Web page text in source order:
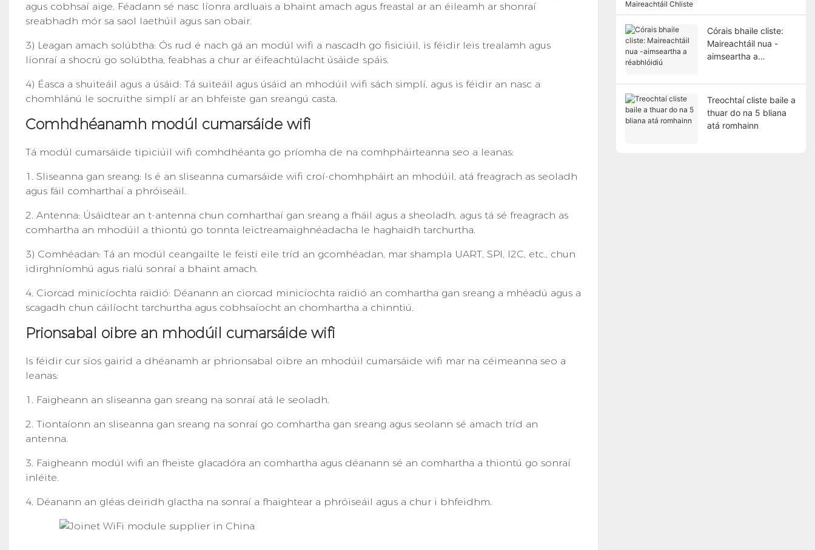
agus cobhsaí aige. Féadann sé nasc líonra ardluais a bhaint amach agus freastal ar an éileamh ar shonraí
sreabhadh mór sa saol laethúil agus san obair.
3) Leagan amach solúbtha: Ós rud é nach gá an modúl wifi a nascadh go fisiciúil, is féidir leis trealamh agus
líonraí a shocrú go solúbtha, feabhas a chur ar éifeachtúlacht úsáide spáis.
4) Éasca a shuiteáil agus a úsáid: Tá suiteáil agus úsáid an mhodúil wifi sách simplí, agus is féidir an nasc a
chomhlánú le socruithe simplí ar an bhfeiste gan sreangú casta.
Comhdhéanamh modúl cumarsáide wifi
Tá modúl cumarsáide tipiciúil wifi comhdhéanta go príomha de na comhpháirteanna seo a leanas:
1. Sliseanna gan sreang: Is é an sliseanna cumarsáide wifi croí-chomhpháirt an mhodúil, atá freagrach as seoladh
agus fáil comharthaí a phróiseáil.
2. Antenna: Úsáidtear an t-antenna chun comharthaí gan sreang a fháil agus a sheoladh, agus tá sé freagrach as
comhartha an mhodúil a thiontú go tonnta leictreamaighnéadacha le haghaidh tarchurtha.
3) Comhéadan: Tá an modúl ceangailte le feistí eile tríd an gcomhéadan, mar shampla UART, SPI, I2C, etc., chun
idirghníomhú agus rialú sonraí a bhaint amach.
4. Ciorcad minicíochta raidió: Déanann an ciorcad minicíochta raidió an comhartha gan sreang a mhéadú agus a
scagadh chun cáilíocht tarchurtha agus cobhsaíocht an chomhartha a chinntiú.
Prionsabal oibre an mhodúil cumarsáide wifi
Is féidir cur síos gairid a dhéanamh ar phrionsabal oibre an mhodúil cumarsáide wifi mar na céimeanna seo a
leanas:
1. Faigheann an sliseanna gan sreang na sonraí atá le seoladh.
2. Tiontaíonn an sliseanna gan sreang na sonraí go comhartha gan sreang agus seolann sé amach tríd an
antenna.
3. Faigheann modúl wifi an fheiste glacadóra an comhartha agus déanann sé an comhartha a thiontú go sonraí
inléite.
4. Déanann an gléas deiridh glactha na sonraí a fhaightear a phróiseáil agus a chur i bhfeidhm.
Chliste
Córais bhaile cliste:
Maireachtáil nua -
aimseartha a
Treochtaí cliste baile a
thuar do na 5 bliana
atá romhainn